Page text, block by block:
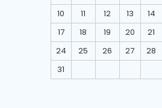
10
11 12 13 14
17
18 19 20 21
24
25 26 27 28
31